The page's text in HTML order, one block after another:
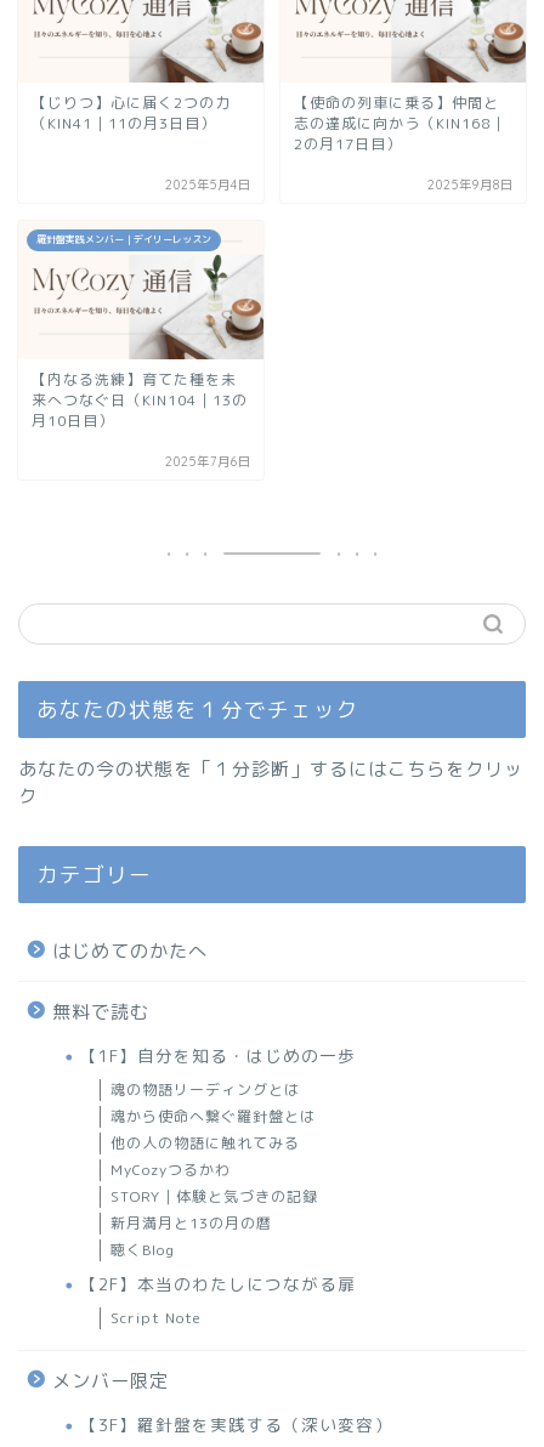
【じりつ】心に届く2つの力
（KIN41｜11の月3日目）
2025年5月4日
【使命の列車に乗る】仲間と
志の達成に向かう（KIN168｜
2の月17日目）
2025年9月8日
羅針盤実践メンバー｜デイリーレッスン
【内なる洗練】育てた種を未
来へつなぐ日（KIN104｜13の
月10日目）
2025年7月6日
あなたの状態を１分でチェック
あなたの今の状態を「１分診断」するにはこちらをクリッ
ク
カテゴリー
はじめてのかたへ
無料で読む
【1F】自分を知る・はじめの一歩
魂の物語リーディングとは
魂から使命へ繋ぐ羅針盤とは
他の人の物語に触れてみる
MyCozyつるかわ
STORY｜体験と気づきの記録
新月満月と13の月の暦
聴くBlog
【2F】本当のわたしにつながる扉
Script Note
メンバー限定
【3F】羅針盤を実践する（深い変容）